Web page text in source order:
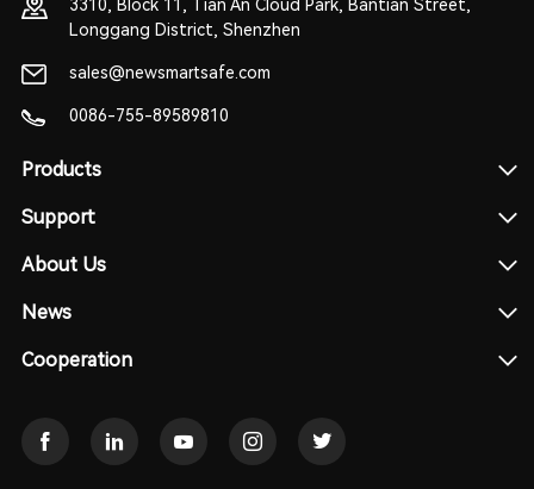
3310, Block 11, Tian An Cloud Park, Bantian Street,
Longgang District, Shenzhen
sales@newsmartsafe.com
0086-755-89589810
Products
Support
About Us
News
Cooperation